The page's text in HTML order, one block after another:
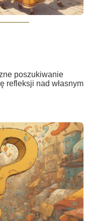
poszukiwanie
refleksji nad własnym